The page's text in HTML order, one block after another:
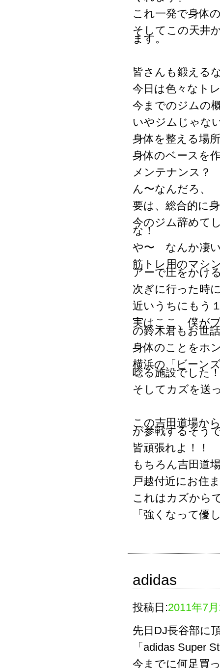
これ一発で身体
そしてこの天井
ます。
皆さんも鍛える
今日は色々なト
今までのジムの
いやジムじゃな
身体を整える場
身体のベースを
メンテナンス？
ん〜なんだろ、
要は、総合的に
今のジム辞めて
な！
や〜 なんか凄
筋トレ用のマシ
アーで圧をかけ
次ぎに行った時
近いうちにもう
実はここ、僕が
の鈴木君もお世
身体のことをホ
横浜の「ビーン
唸る施設でした
そしてカズを送
この吉田道場か
が参戦するそう
皆頑張れよ！！
もちろん吉田道
戸越付近にお住
これはカズから
「強くなって優
adidas
投稿日:2011年7
先日DJ長谷部に
「adidas Super
今までに何足買